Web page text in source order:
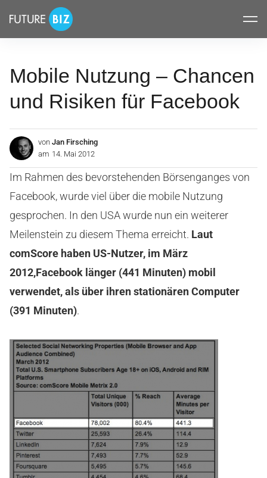
überspringen
FUTUREBIZ
Mobile Nutzung – Chancen
und Risiken für Facebook
von Jan Firsching
am 14. Mai 2012
Im Rahmen des bevorstehenden Börsenganges von
Facebook, wurde viel über die mobile Nutzung
gesprochen. In den USA wurde nun ein weiterer
Meilenstein zu diesem Thema erreicht. Laut
comScore haben US-Nutzer, im März
2012,Facebook länger (441 Minuten) mobil
verwendet, als über ihren stationären Computer
(391 Minuten).